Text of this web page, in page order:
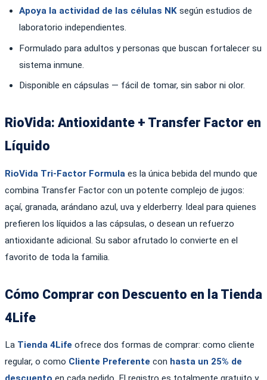
Apoya la actividad de las células NK según estudios de
laboratorio independientes.
Formulado para adultos y personas que buscan fortalecer su
sistema inmune.
Disponible en cápsulas — fácil de tomar, sin sabor ni olor.
RioVida: Antioxidante + Transfer Factor en
Líquido
RioVida Tri-Factor Formula es la única bebida del mundo que
combina Transfer Factor con un potente complejo de jugos:
açaí, granada, arándano azul, uva y elderberry. Ideal para quienes
prefieren los líquidos a las cápsulas, o desean un refuerzo
antioxidante adicional. Su sabor afrutado lo convierte en el
favorito de toda la familia.
Cómo Comprar con Descuento en la Tienda
4Life
La Tienda 4Life ofrece dos formas de comprar: como cliente
regular, o como Cliente Preferente con hasta un 25% de